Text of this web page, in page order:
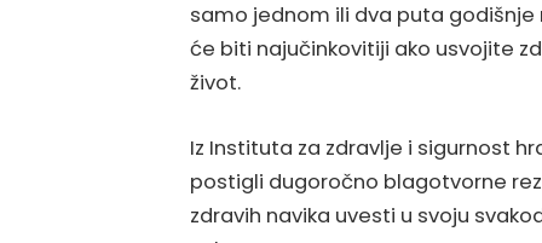
samo jednom ili dva puta godišnje
će biti najučinkovitiji ako usvojite
život.
Iz Instituta za zdravlje i sigurnost
postigli dugoročno blagotvorne
zdravih navika uvesti u svoju